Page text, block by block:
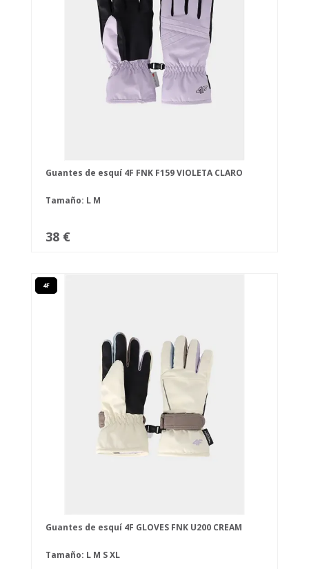
Guantes de esquí 4F FNK F159 VIOLETA CLARO
Tamaño: L M
38 €
4F
Guantes de esquí 4F GLOVES FNK U200 CREAM
Tamaño: L M SXL